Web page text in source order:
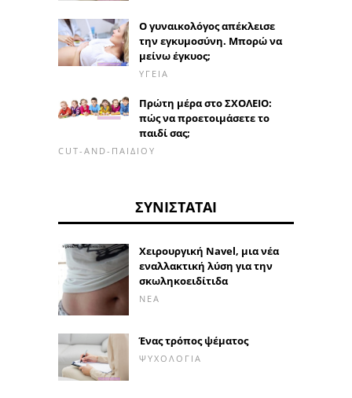
Ο γυναικολόγος απέκλεισε
την εγκυμοσύνη. Μπορώ να
μείνω έγκυος;
ΥΓΕΊΑ
Πρώτη μέρα στο ΣΧΟΛΕΙΟ:
πώς να προετοιμάσετε το
παιδί σας;
CUT-AND-ΠΑΙΔΙΟΎ
ΣΥΝΙΣΤΆΤΑΙ
Χειρουργική Navel, μια νέα
εναλλακτική λύση για την
σκωληκοειδίτιδα
ΝΈΑ
Ένας τρόπος ψέματος
ΨΥΧΟΛΟΓΊΑ